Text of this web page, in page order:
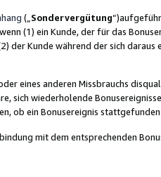
(„ Sondervergütung
(1) ein Kunde, der für das
Kunde während der sich daraus
eines anderen Missbrauchs
wiederholende
ob ein Bonusereignis
mit dem entsprechenden